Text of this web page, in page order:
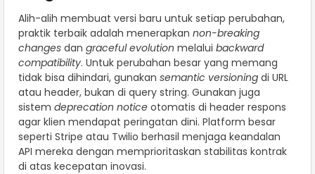
Alih-alih membuat versi baru untuk setiap perubahan,
praktik terbaik adalah menerapkan non-breaking
changes dan graceful evolution melalui backward
compatibility. Untuk perubahan besar yang memang
tidak bisa dihindari, gunakan semantic versioning di URL
atau header, bukan di query string. Gunakan juga
sistem deprecation notice otomatis di header respons
agar klien mendapat peringatan dini. Platform besar
seperti Stripe atau Twilio berhasil menjaga keandalan
API mereka dengan memprioritaskan stabilitas kontrak
di atas kecepatan inovasi.